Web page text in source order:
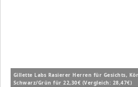
Gillette Labs Rasierer Herren für Gesichts,
Schwarz/Grün für 22,30€ (Vergleich: 28,47€)